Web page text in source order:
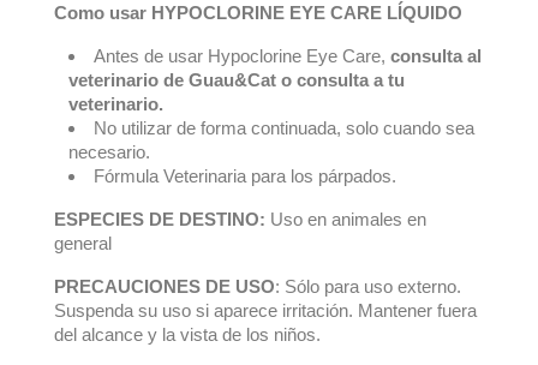
Como usar HYPOCLORINE EYE CARE LÍQUIDO
Antes de usar Hypoclorine Eye Care, consulta al
veterinario de Guau&Cat o consulta a tu
veterinario.
No utilizar de forma continuada, solo cuando sea
necesario.
Fórmula Veterinaria para los párpados.
ESPECIES DE DESTINO: Uso en animales en
general
PRECAUCIONES DE USO: Sólo para uso externo.
Suspenda su uso si aparece irritación. Mantener fuera
del alcance y la vista de los niños.